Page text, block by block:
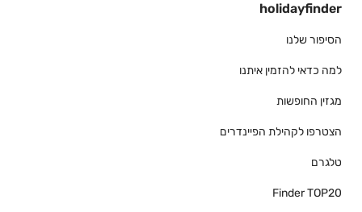
holidayfinder
הסיפור שלנו
למה כדאי להזמין איתנו
מגזין החופשות
הצטרפו לקהילת הפיינדרים
טלגרם
Finder TOP20